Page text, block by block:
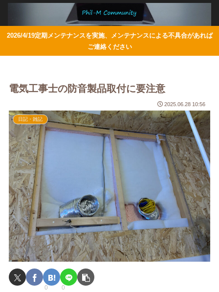
2026/4/19定期メンテナンスを実施、メンテナンスによる不具合があれば
ご連絡ください
電気工事士の防音製品取付に要注意
2025.06.28 10:56
日記・雑記
0 0